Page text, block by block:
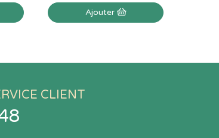
Ajouter
CLIENT